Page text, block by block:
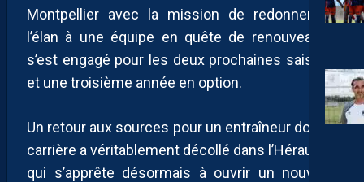
Montpellier avec la mission de redonner de
l’élan à une équipe en quête de renouveau. Il
s’est engagé pour les deux prochaines saisons
et une troisième année en option.
Un retour aux sources pour un entraîneur dont la
carrière a véritablement décollé dans l’Hérault et
qui s’apprête désormais à ouvrir un nouveau